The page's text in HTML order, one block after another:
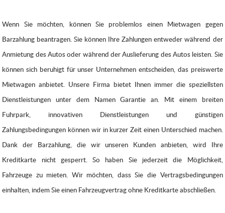
Wenn Sie möchten, können Sie problemlos einen Mietwagen gegen
Barzahlung beantragen. Sie können Ihre Zahlungen entweder während der
Anmietung des Autos oder während der Auslieferung des Autos leisten. Sie
können sich beruhigt für unser Unternehmen entscheiden, das preiswerte
Mietwagen anbietet. Unsere Firma bietet Ihnen immer die speziellsten
Dienstleistungen unter dem Namen Garantie an. Mit einem breiten
Fuhrpark, innovativen Dienstleistungen und günstigen
Zahlungsbedingungen können wir in kurzer Zeit einen Unterschied machen.
Dank der Barzahlung, die wir unseren Kunden anbieten, wird Ihre
Kreditkarte nicht gesperrt. So haben Sie jederzeit die Möglichkeit,
Fahrzeuge zu mieten. Wir möchten, dass Sie die Vertragsbedingungen
einhalten, indem Sie einen Fahrzeugvertrag ohne Kreditkarte abschließen.